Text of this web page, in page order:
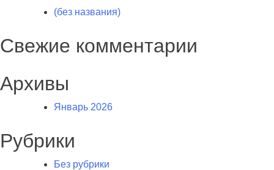
(без названия)
Свежие комментарии
Архивы
Январь 2026
Рубрики
Без рубрики